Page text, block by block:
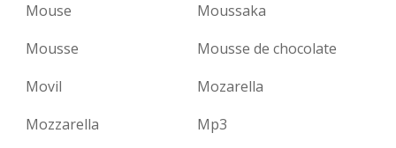
Mouse
Moussaka
Mousse
Mousse de chocolate
Movil
Mozarella
Mozzarella
Mp3